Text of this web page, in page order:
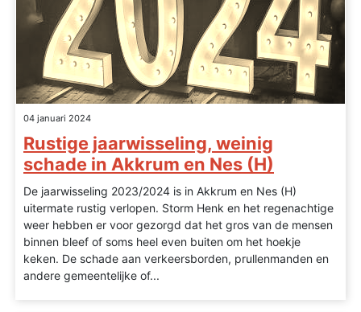
04 januari 2024
Rustige jaarwisseling, weinig
schade in Akkrum en Nes (H)
De jaarwisseling 2023/2024 is in Akkrum en Nes (H)
uitermate rustig verlopen. Storm Henk en het regenachtige
weer hebben er voor gezorgd dat het gros van de mensen
binnen bleef of soms heel even buiten om het hoekje
keken. De schade aan verkeersborden, prullenmanden en
andere gemeentelijke of...